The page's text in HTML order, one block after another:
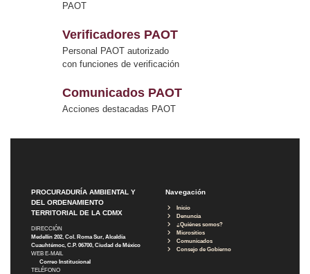
PAOT
Verificadores PAOT
Personal PAOT autorizado
con funciones de verificación
Comunicados PAOT
Acciones destacadas PAOT
PROCURADURÍA AMBIENTAL Y
DEL ORDENAMIENTO
TERRITORIAL DE LA CDMX
DIRECCIÓN
Medellín 202, Col. Roma Sur, Alcaldía
Cuauhtémoc, C.P. 06700, Ciudad de México
WEB E-MAIL
Correo Institucional
TELÉFONO
Navegación
Inicio
Denuncia
¿Quiénes somos?
Micrositios
Comunicados
Consejo de Gobierno